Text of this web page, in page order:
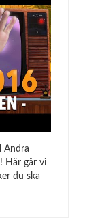
Andra
Här går vi
du ska